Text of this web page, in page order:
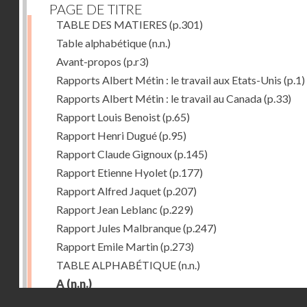
PAGE DE TITRE
TABLE DES MATIERES (p.301)
Table alphabétique(n.n.)
Avant-propos (p.r3)
Rapports Albert Métin : le travail aux Etats-Unis (p.1)
Rapports Albert Métin : le travail au Canada(p.33)
Rapport Louis Benoist(p.65)
Rapport Henri Dugué(p.95)
Rapport Claude Gignoux(p.145)
Rapport Etienne Hyolet(p.177)
Rapport Alfred Jaquet(p.207)
Rapport Jean Leblanc (p.229)
Rapport Jules Malbranque(p.247)
Rapport Emile Martin(p.273)
TABLE ALPHABÉTIQUE(n.n.)
A (n.n.)